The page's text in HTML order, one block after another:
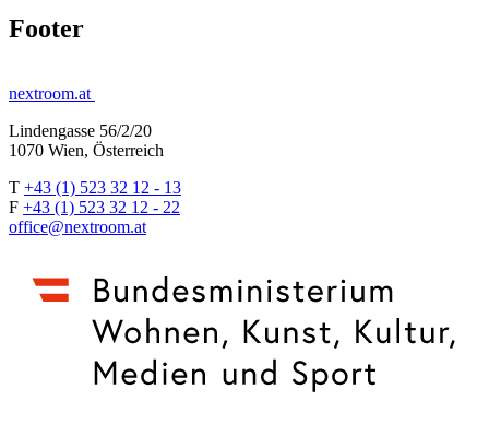
Footer
nextroom.at
Lindengasse 56/2/20
1070 Wien, Österreich
T +43 (1) 523 32 12 - 13
F +43 (1) 523 32 12 - 22
office@nextroom.at